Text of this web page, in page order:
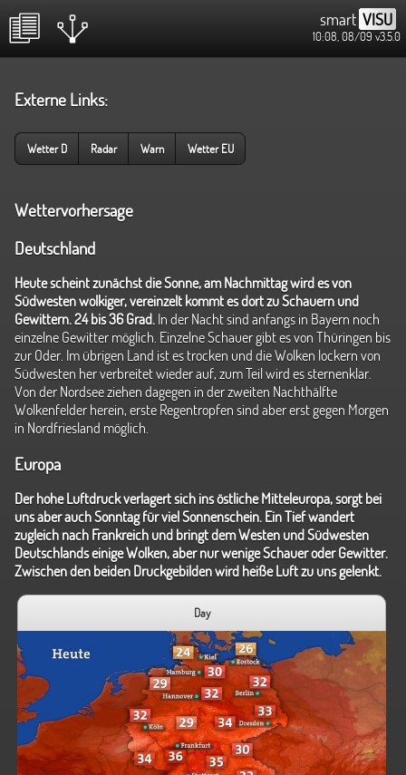
smart VISU
10:08, 08/09 v3.5.0
Externe Links:
Wetter D Radar Warn Wetter EU
Wettervorhersage
Deutschland
Heute scheint zunächst die Sonne, am Nachmittag wird es von
Südwesten wolkiger, vereinzelt kommt es dort zu Schauern und
Gewittern. 24 bis 36 Grad. In der Nacht sind anfangs in Bayern noch
einzelne Gewitter möglich. Einzelne Schauer gibt es von Thüringen bis
zur Oder. Im übrigen Land ist es trocken und die Wolken lockern von
Südwesten her verbreitet wieder auf, zum Teil wird es sternenklar.
Von der Nordsee ziehen dagegen in der zweiten Nachthälfte
Wolkenfelder herein, erste Regentropfen sind aber erst gegen Morgen
in Nordfriesland möglich.
Europa
Der hohe Luftdruck verlagert sich ins östliche Mitteleuropa, sorgt bei
uns aber auch Sonntag für viel Sonnenschein. Ein Tief wandert
zugleich nach Frankreich und bringt dem Westen und Südwesten
Deutschlands einige Wolken, aber nur wenige Schauer oder Gewitter.
Zwischen den beiden Druckgebilden wird heiße Luft zu uns gelenkt.
Day